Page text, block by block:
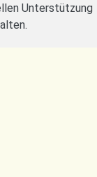
Unterstützung